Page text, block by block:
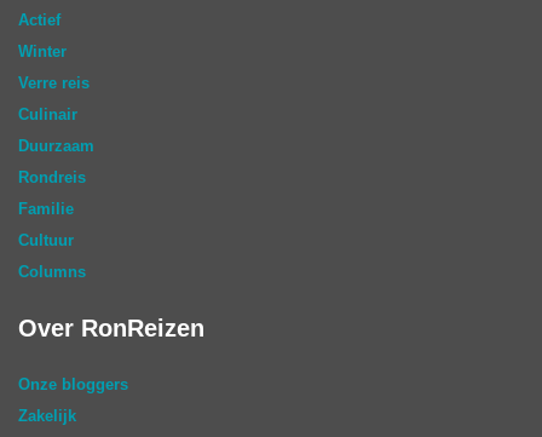
Actief
Winter
Verre reis
Culinair
Duurzaam
Rondreis
Familie
Cultuur
Columns
Over RonReizen
Onze bloggers
Zakelijk